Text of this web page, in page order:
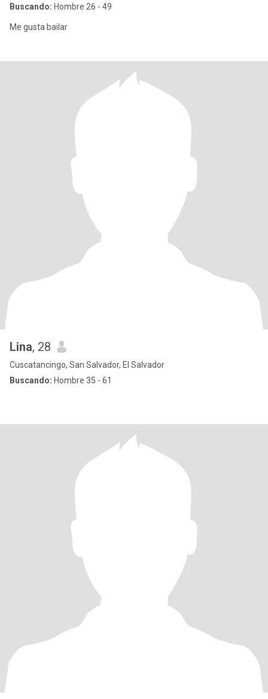
Buscando: Hombre 26 - 49
Me gusta bailar
Lina, 28
Cuscatancingo, San Salvador, El Salvador
Buscando: Hombre 35 - 61